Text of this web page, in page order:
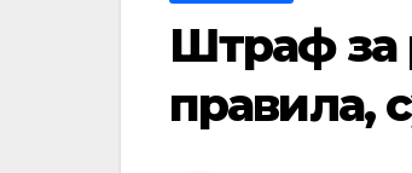
Штраф за
правила,